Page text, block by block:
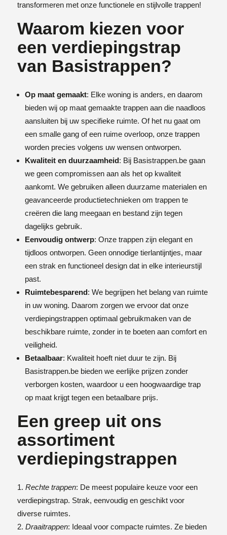
transformeren met onze functionele en stijlvolle trappen!
Waarom kiezen voor
een verdiepingstrap
van Basistrappen?
Op maat gemaakt: Elke woning is anders, en daarom
bieden wij op maat gemaakte trappen aan die naadloos
aansluiten bij uw specifieke ruimte. Of het nu gaat om
een smalle gang of een ruime overloop, onze trappen
worden precies volgens uw wensen ontworpen.
Kwaliteit en duurzaamheid: Bij Basistrappen.be gaan
we geen compromissen aan als het op kwaliteit
aankomt. We gebruiken alleen duurzame materialen en
geavanceerde productietechnieken om trappen te
creëren die lang meegaan en bestand zijn tegen
dagelijks gebruik.
Eenvoudig ontwerp: Onze trappen zijn elegant en
tijdloos ontworpen. Geen onnodige tierlantijntjes, maar
een strak en functioneel design dat in elke interieurstijl
past.
Ruimtebesparend: We begrijpen het belang van ruimte
in uw woning. Daarom zorgen we ervoor dat onze
verdiepingstrappen optimaal gebruikmaken van de
beschikbare ruimte, zonder in te boeten aan comfort en
veiligheid.
Betaalbaar: Kwaliteit hoeft niet duur te zijn. Bij
Basistrappen.be bieden we eerlijke prijzen zonder
verborgen kosten, waardoor u een hoogwaardige trap
op maat krijgt tegen een betaalbare prijs.
Een greep uit ons
assortiment
verdiepingstrappen
Rechte trappen: De meest populaire keuze voor een
verdiepingstrap. Strak, eenvoudig en geschikt voor
diverse ruimtes.
Draaitrappen: Ideaal voor compacte ruimtes. Ze bieden